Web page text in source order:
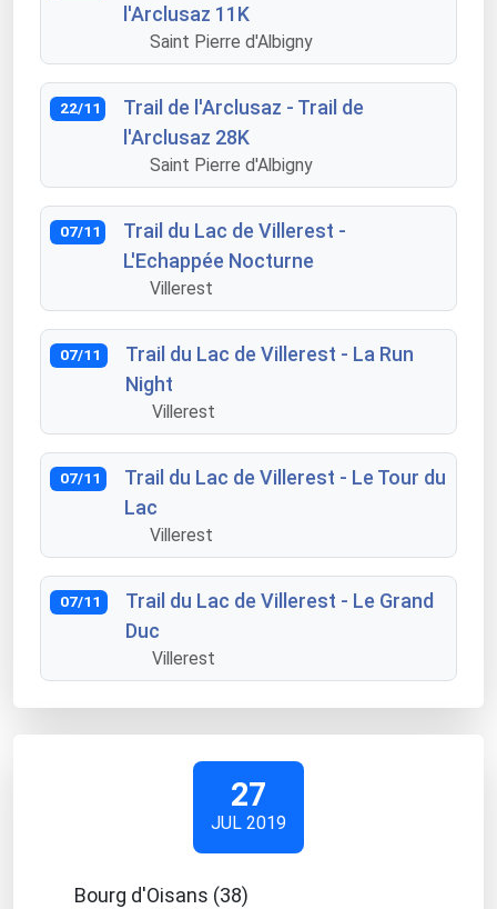
l'Arclusaz 11K
Saint Pierre d'Albigny
22/11
Trail de l'Arclusaz - Trail de
l'Arclusaz 28K
Saint Pierre d'Albigny
07/11
Trail du Lac de Villerest -
L'Echappée Nocturne
Villerest
07/11
Trail du Lac de Villerest - La Run
Night
Villerest
07/11
Trail du Lac de Villerest - Le Tour du
Lac
Villerest
07/11
Trail du Lac de Villerest - Le Grand
Duc
Villerest
27
JUL 2019
Bourg d'Oisans (38)